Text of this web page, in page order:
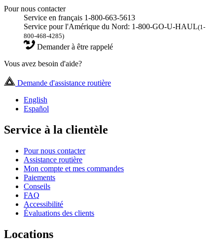
Pour nous contacter
Service en français 1-800-663-5613
Service pour l'Amérique du Nord: 1-800-GO-U-HAUL(1-
800-468-4285)
Demander à être rappelé
Vous avez besoin d'aide?
Demande d'assistance routière
English
Español
Service à la clientèle
Pour nous contacter
Assistance routière
Mon compte et mes commandes
Paiements
Conseils
FAQ
Accessibilité
Évaluations des clients
Locations